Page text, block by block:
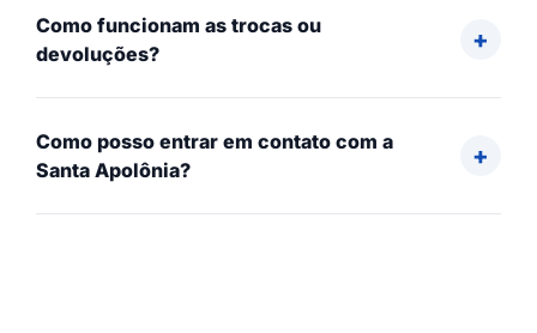
Como funcionam as trocas ou
devoluções?
Como posso entrar em contato com a
Santa Apolônia?